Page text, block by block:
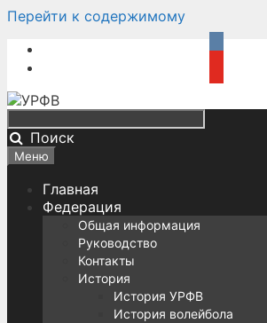
Перейти к содержимому
Поиск
Меню
Главная
Федерация
Общая информация
Руководство
Контакты
История
История УРФВ
История волейбола